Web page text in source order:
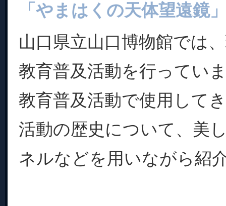
「やまはくの天体望遠鏡
山口県立山口博物館では
教育普及活動を行ってい
教育普及活動で使用して
活動の歴史について、美
ネルなどを用いながら紹